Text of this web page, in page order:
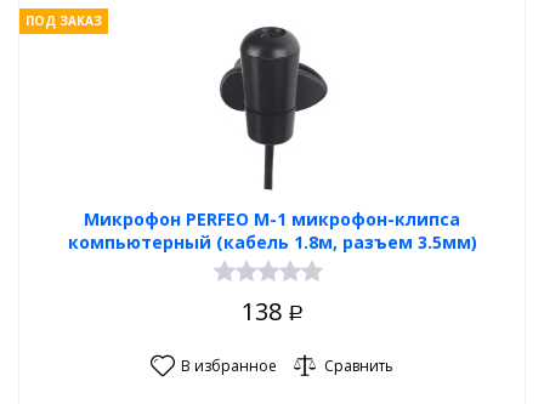
Микрофон PERFEO M-1 микрофон-клипса
компьютерный (кабель 1.8м, разъем 3.5мм)
ПОД ЗАКАЗ
138 Р
В избранное Сравнить